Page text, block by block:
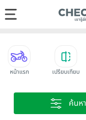
หน้าแรก เปรียบเทียบ
ค้นห